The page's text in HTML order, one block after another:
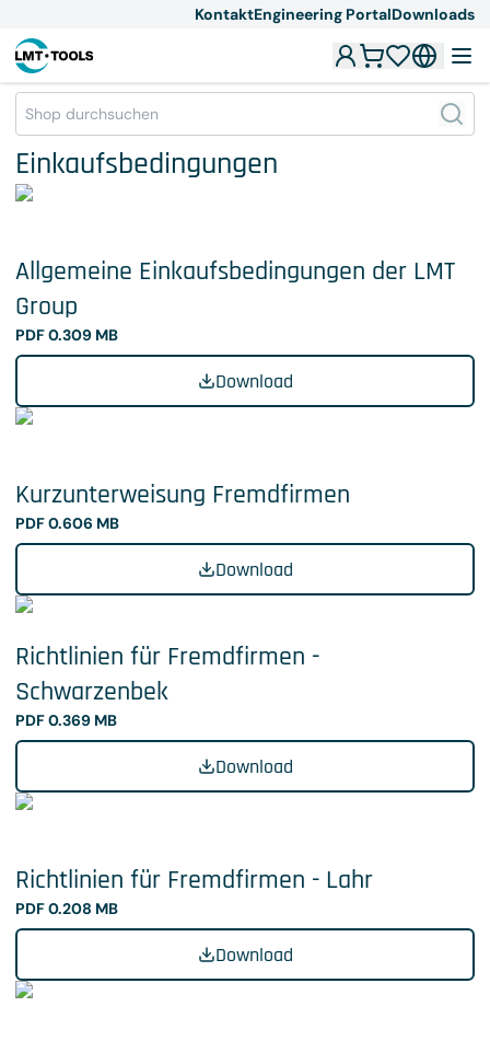
KontaktEngineering PortalDownloads
Einkaufsbedingungen
Allgemeine Einkaufsbedingungen der LMT
Group
PDF 0.309 MB
Download
Kurzunterweisung Fremdfirmen
PDF 0.606 MB
Download
Richtlinien für Fremdfirmen -
Schwarzenbek
PDF 0.369 MB
Download
Richtlinien für Fremdfirmen - Lahr
PDF 0.208 MB
Download